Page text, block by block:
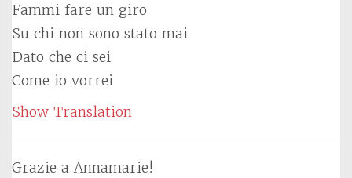
Fammi fare un giro
Su chi non sono stato mai
Dato che ci sei
Come io vorrei
Show Translation
Grazie a Annamarie!